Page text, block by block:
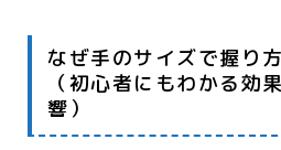
なぜ手のサイズで握り
（初心者にもわかる効
響）